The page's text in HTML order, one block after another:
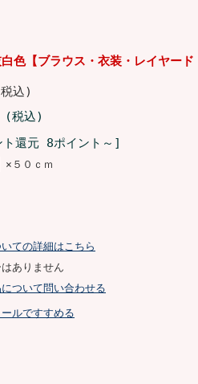
色【ブラウス・衣装・レイヤード
込)
(税込)
ト還元 8ポイント～]
×５０ｃｍ
ての詳細はこちら
ありません
ついて問い合わせる
ルですすめる